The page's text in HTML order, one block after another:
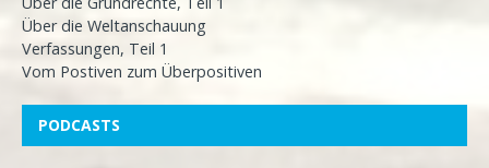
Über die Weltanschauung
Verfassungen, Teil 1
Vom Postiven zum Überpositiven
PODCASTS